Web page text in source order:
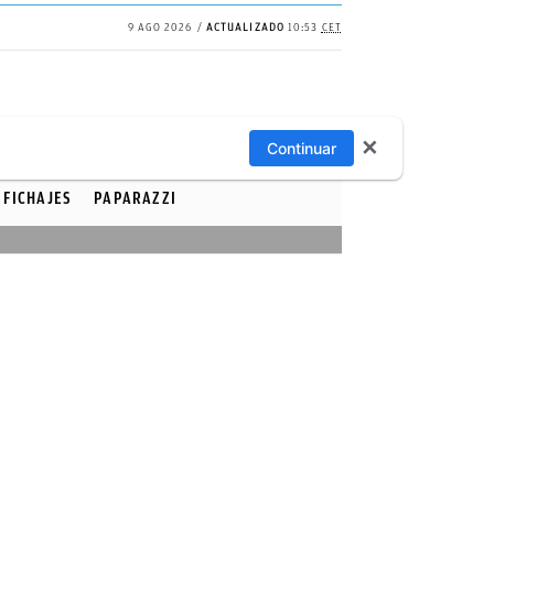
9 AGO 2026 ACTUALIZADO 10:53 CET
FICHAJES PAPARAZZI
Continuar ✕